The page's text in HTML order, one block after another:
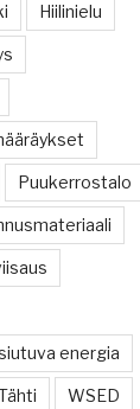
Hiilinielu
Puukerrostalo
energia
WSED